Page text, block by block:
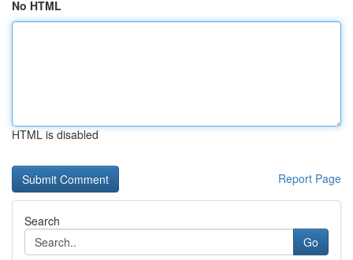
No HTML
HTML is disabled
Report Page
Search
Go